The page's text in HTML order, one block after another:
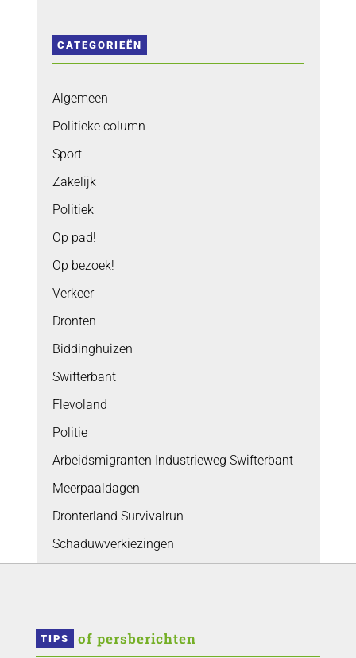
CATEGORIEËN
Algemeen
Politieke column
Sport
Zakelijk
Politiek
Op pad!
Op bezoek!
Verkeer
Dronten
Biddinghuizen
Swifterbant
Flevoland
Politie
Arbeidsmigranten Industrieweg Swifterbant
Meerpaaldagen
Dronterland Survivalrun
Schaduwverkiezingen
TIPS of persberichten